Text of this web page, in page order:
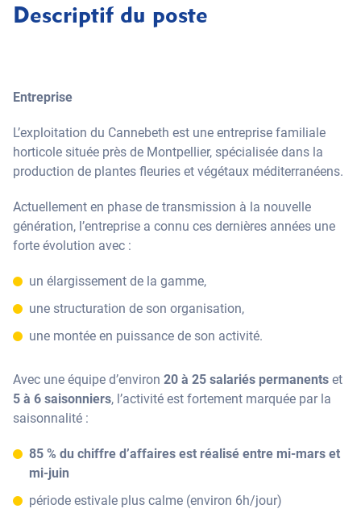
Descriptif du poste
Entreprise
L’exploitation du Cannebeth est une entreprise familiale
horticole située près de Montpellier, spécialisée dans la
production de plantes fleuries et végétaux méditerranéens.
Actuellement en phase de transmission à la nouvelle
génération, l’entreprise a connu ces dernières années une
forte évolution avec :
un élargissement de la gamme,
une structuration de son organisation,
une montée en puissance de son activité.
Avec une équipe d’environ 20 à 25 salariés permanents et
5 à 6 saisonniers, l’activité est fortement marquée par la
saisonnalité :
85 % du chiffre d’affaires est réalisé entre mi-mars et
mi-juin
période estivale plus calme (environ 6h/jour)